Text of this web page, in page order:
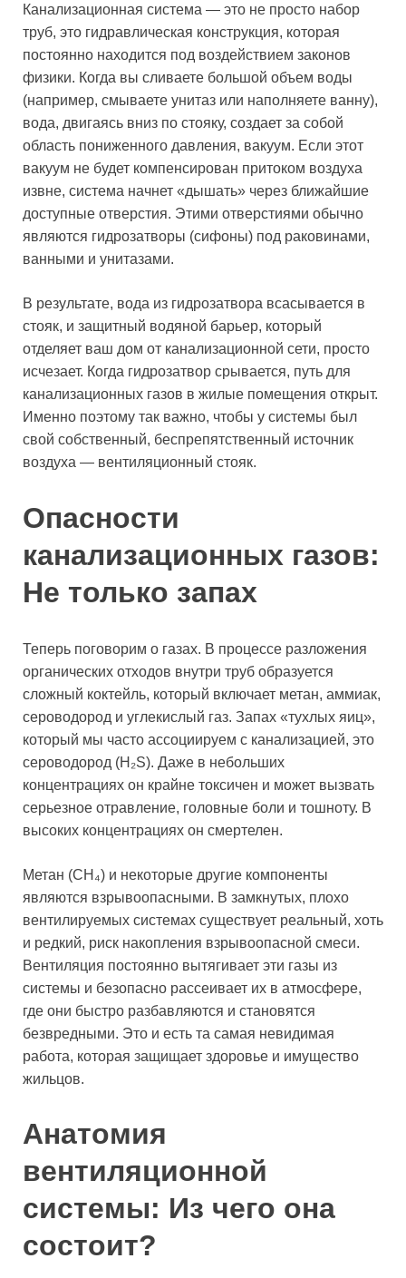
Канализационная система — это не просто набор
труб, это гидравлическая конструкция, которая
постоянно находится под воздействием законов
физики. Когда вы сливаете большой объем воды
(например, смываете унитаз или наполняете ванну),
вода, двигаясь вниз по стояку, создает за собой
область пониженного давления, вакуум. Если этот
вакуум не будет компенсирован притоком воздуха
извне, система начнет «дышать» через ближайшие
доступные отверстия. Этими отверстиями обычно
являются гидрозатворы (сифоны) под раковинами,
ванными и унитазами.
В результате, вода из гидрозатвора всасывается в
стояк, и защитный водяной барьер, который
отделяет ваш дом от канализационной сети, просто
исчезает. Когда гидрозатвор срывается, путь для
канализационных газов в жилые помещения открыт.
Именно поэтому так важно, чтобы у системы был
свой собственный, беспрепятственный источник
воздуха — вентиляционный стояк.
Опасности
канализационных газов:
Не только запах
Теперь поговорим о газах. В процессе разложения
органических отходов внутри труб образуется
сложный коктейль, который включает метан, аммиак,
сероводород и углекислый газ. Запах «тухлых яиц»,
который мы часто ассоциируем с канализацией, это
сероводород (H₂S). Даже в небольших
концентрациях он крайне токсичен и может вызвать
серьезное отравление, головные боли и тошноту. В
высоких концентрациях он смертелен.
Метан (CH₄) и некоторые другие компоненты
являются взрывоопасными. В замкнутых, плохо
вентилируемых системах существует реальный, хоть
и редкий, риск накопления взрывоопасной смеси.
Вентиляция постоянно вытягивает эти газы из
системы и безопасно рассеивает их в атмосфере,
где они быстро разбавляются и становятся
безвредными. Это и есть та самая невидимая
работа, которая защищает здоровье и имущество
жильцов.
Анатомия
вентиляционной
системы: Из чего она
состоит?